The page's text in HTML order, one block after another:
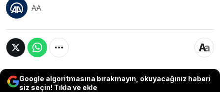
AA
Google algoritmasına bırakmayın, okuyacağınız haberi
siz seçin! Tıkla ve ekle